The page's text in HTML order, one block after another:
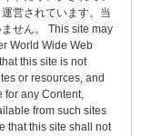
営されています。当
せん。 This site may
World Wide Web
this site is not
or resources, and
for any Content,
from such sites
that this site shall not